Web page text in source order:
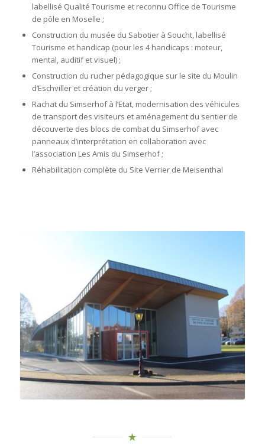
labellisé Qualité Tourisme et reconnu Office de Tourisme
de pôle en Moselle ;
Construction du musée du Sabotier à Soucht, labellisé
Tourisme et handicap (pour les 4 handicaps : moteur,
mental, auditif et visuel) ;
Construction du rucher pédagogique sur le site du Moulin
d’Eschviller et création du verger ;
Rachat du Simserhof à l’Etat, modernisation des véhicules
de transport des visiteurs et aménagement du sentier de
découverte des blocs de combat du Simserhof avec
panneaux d’interprétation en collaboration avec
l’association Les Amis du Simserhof ;
Réhabilitation complète du Site Verrier de Meisenthal